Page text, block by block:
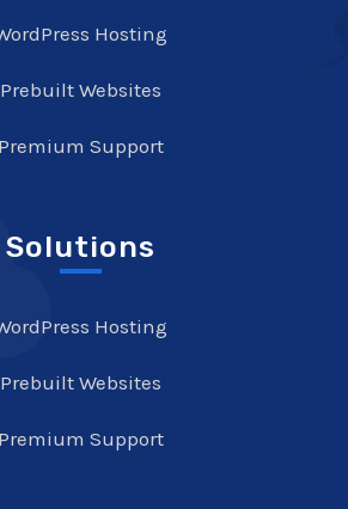
Hosting
Prebuilt Websites
Premium Support
Solutions
Hosting
Prebuilt Websites
Premium Support